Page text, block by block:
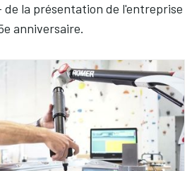
de la présentation de l'entreprise
anniversaire.